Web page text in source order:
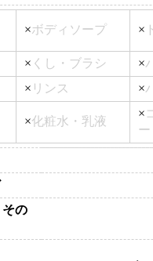
×ボディソープ ×
× くし・ブラシ ×
× リンス ×
×化粧水・乳液
×
ー
その